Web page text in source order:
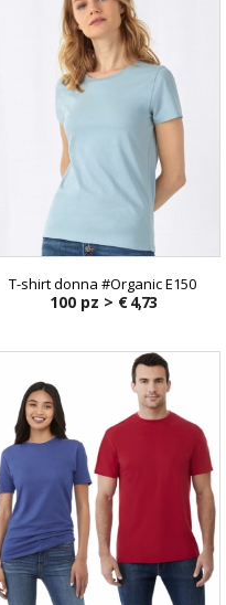
T-shirt donna #Organic E150
100 pz > € 4,73